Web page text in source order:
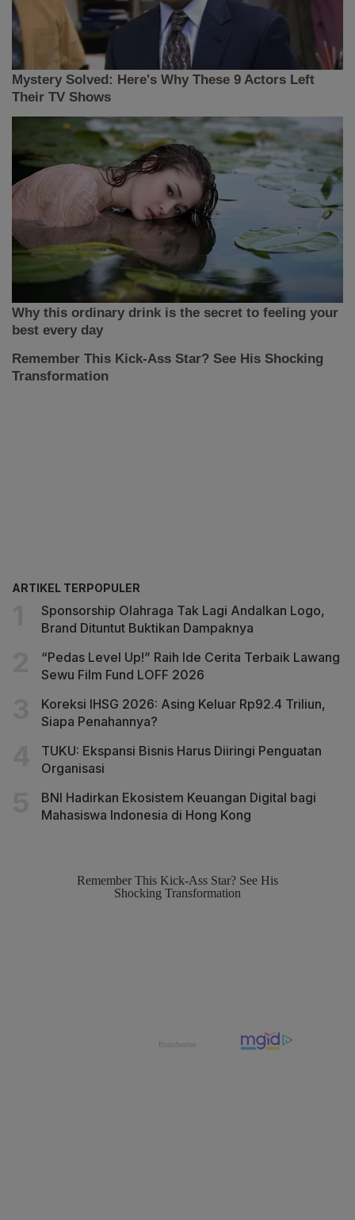
ARTIKEL TERPOPULER
Sponsorship Olahraga Tak Lagi Andalkan Logo,
Brand Dituntut Buktikan Dampaknya
“Pedas Level Up!” Raih Ide Cerita Terbaik Lawang
Sewu Film Fund LOFF 2026
Koreksi IHSG 2026: Asing Keluar Rp92.4 Triliun,
Siapa Penahannya?
TUKU: Ekspansi Bisnis Harus Diiringi Penguatan
Organisasi
BNI Hadirkan Ekosistem Keuangan Digital bagi
Mahasiswa Indonesia di Hong Kong